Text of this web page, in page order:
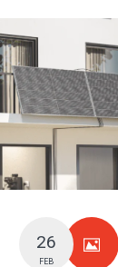
26
FEB